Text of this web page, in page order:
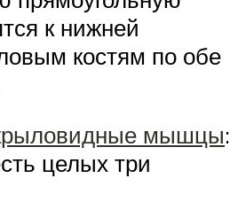
к нижней
костям по обе
мышцы:
целых три